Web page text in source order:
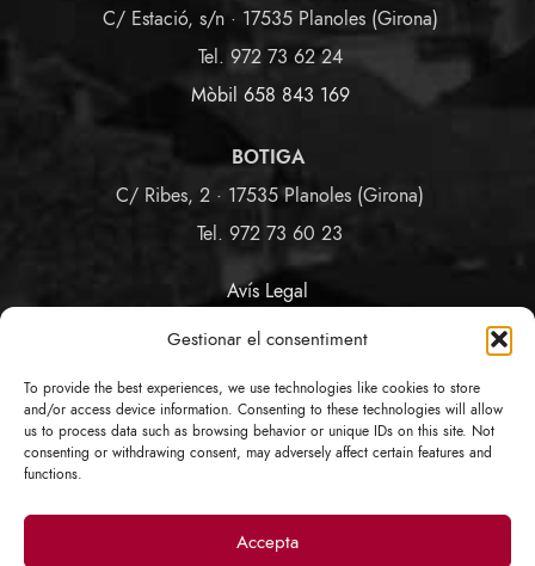
Gestionar el consentiment
To provide the best experiences, we use technologies like cookies to store
and/or access device information. Consenting to these technologies will allow
us to process data such as browsing behavior or unique IDs on this site. Not
consenting or withdrawing consent, may adversely affect certain features and
functions.
Accepta
C/ Estació, s/n · 17535 Planoles (Girona)
Tel. 972 73 62 24
Mòbil 658 843 169
BOTIGA
C/ Ribes, 2 · 17535 Planoles (Girona)
Tel. 972 73 60 23
Avís Legal
Política de Privacitat i cookies
Política d'Enllaços
Protecció de Dades COVID-19
SEGUEIX-NOS